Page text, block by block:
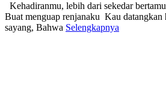
Kehadiranmu, lebih dari sekedar
Buat menguap renjanaku Kau datangkan
sayang, Bahwa Selengkapnya